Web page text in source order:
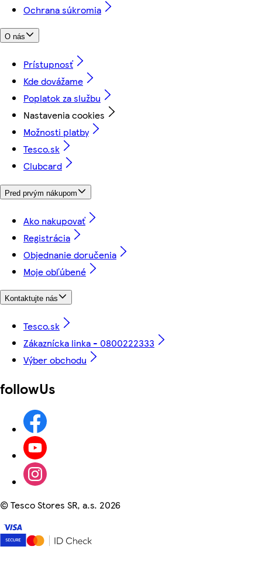
Ochrana súkromia
O nás
Prístupnosť
Kde dovážame
Poplatok za službu
Nastavenia cookies
Možnosti platby
Tesco.sk
Clubcard
Pred prvým nákupom
Ako nakupovať
Registrácia
Objednanie doručenia
Moje obľúbené
Kontaktujte nás
Tesco.sk
Zákaznícka linka - 0800222333
Výber obchodu
followUs
©Tesco Stores SR, a.s. 2026